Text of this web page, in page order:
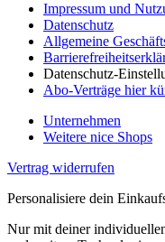
Impressum und
Datenschutz
Allgemeine
Datenschutz-
Abo-Verträge hier
Unternehmen
Weitere nice Shops
Vertrag widerrufen
Personalisiere dein
Nur mit deiner